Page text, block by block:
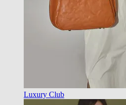
Luxury Club